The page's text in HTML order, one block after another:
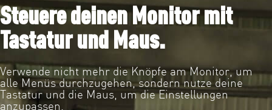
Steuere deinen Monitor mit
Tastatur und Maus.
Verwende nicht mehr die Knöpfe am Monitor, um
alle Menüs durchzugehen, sondern nutze deine
Tastatur und die Maus, um die Einstellungen
anzupassen.